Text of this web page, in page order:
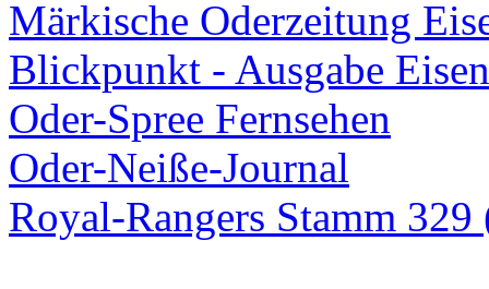
Märkische Oderzeitung
Blickpunkt - Ausgabe
Oder-Spree Fernsehen
Oder-Neiße-Journal
Royal-Rangers Stamm